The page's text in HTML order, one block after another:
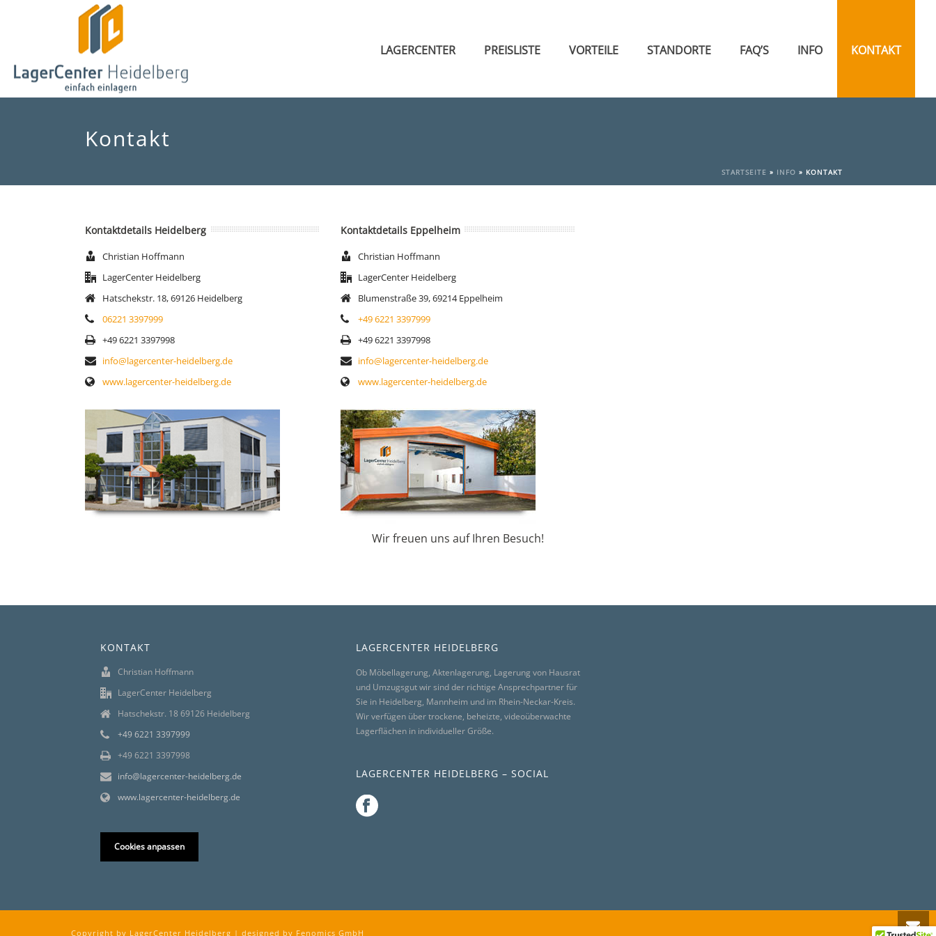
LAGERCENTER PREISLISTE VORTEILE STANDORTE FAQ’S INFO KONTAKT
Kontakt
STARTSEITE » INFO » KONTAKT
Kontaktdetails Heidelberg
Christian Hoffmann
LagerCenter Heidelberg
Hatschekstr. 18, 69126 Heidelberg
06221 3397999
+49 6221 3397998
info@lagercenter-heidelberg.de
www.lagercenter-heidelberg.de
Kontaktdetails Eppelheim
Christian Hoffmann
LagerCenter Heidelberg
Blumenstraße 39, 69214 Eppelheim
+49 6221 3397999
+49 6221 3397998
info@lagercenter-heidelberg.de
www.lagercenter-heidelberg.de
Wir freuen uns auf Ihren Besuch!
KONTAKT
Christian Hoffmann
LagerCenter Heidelberg
Hatschekstr. 18 69126 Heidelberg
+49 6221 3397999
+49 6221 3397998
info@lagercenter-heidelberg.de
www.lagercenter-heidelberg.de
Cookies anpassen
LAGERCENTER HEIDELBERG
Ob Möbellagerung, Aktenlagerung, Lagerung von Hausrat
und Umzugsgut wir sind der richtige Ansprechpartner für
Sie in Heidelberg, Mannheim und im Rhein-Neckar-Kreis.
Wir verfügen über trockene, beheizte, videoüberwachte
Lagerflächen in individueller Größe.
LAGERCENTER HEIDELBERG – SOCIAL
Copyright by LagerCenter Heidelberg | designed by Fenomics GmbH